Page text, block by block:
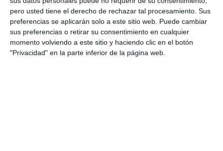
pero usted tiene el derecho de rechazar tal procesamiento. Sus
preferencias se aplicarán solo a este sitio web. Puede cambiar
sus preferencias o retirar su consentimiento en cualquier
momento volviendo a este sitio y haciendo clic en el botón
"Privacidad" en la parte inferior de la página web.
constantemente. Formar parte de Fecor nos permite estar más
cerca de ese conocimiento, escuchar mejor al sector y aportar
soluciones cada vez más especializadas. Para Intermundial, no
se trata solo de crecer, sino de hacerlo acompañando al
corredor en ese proceso de transformación".